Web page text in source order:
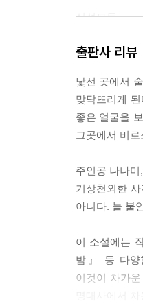
신성모독.
하느님, 모든
그러고 보니
지난 후의 세
두 사람은 자
“이 세상은 사
는 모르는 사
모두 돈으로
--- p.271
출판사 리뷰
낯선 곳에서
맞닥뜨리게
좋은 얼굴을
그곳에서 비
주인공 나나미
기상천외한
아니다. 늘 불
이 소설에는
밤』 등 다양
이것이 차가